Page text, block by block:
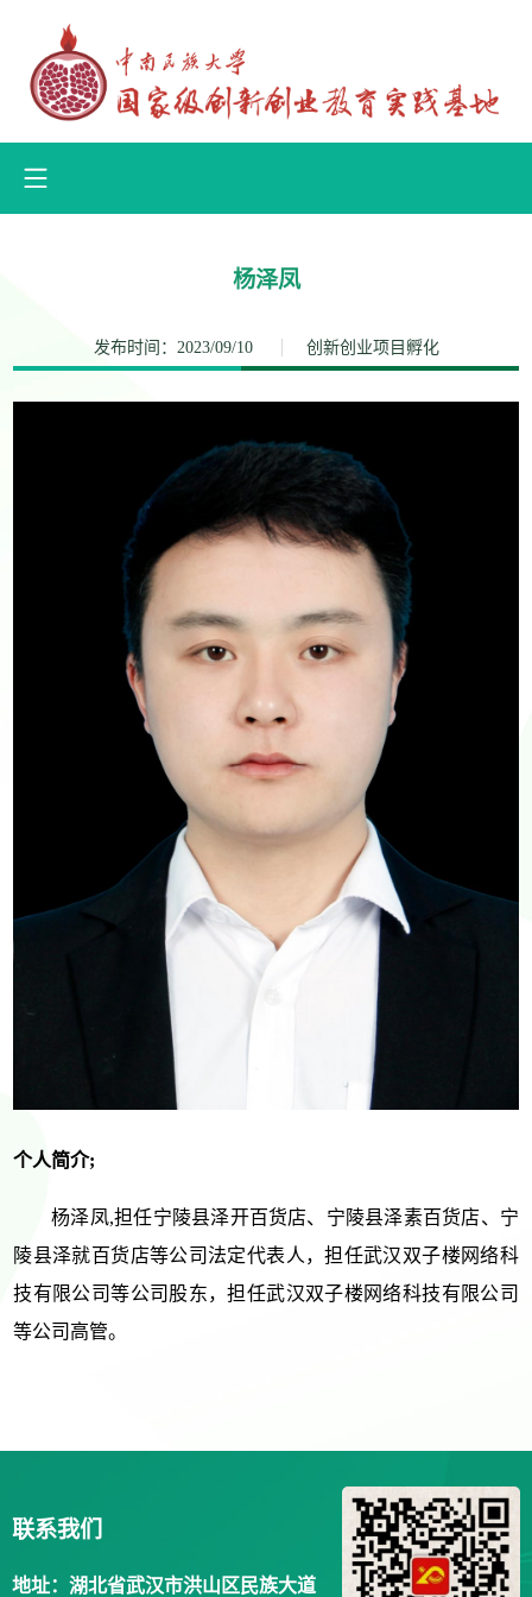
杨泽凤
发布时间：2023/09/10 创新创业项目孵化
个人简介;
杨泽凤,担任宁陵县泽开百货店、宁陵县泽素百货店、宁
陵县泽就百货店等公司法定代表人，担任武汉双子楼网络科
技有限公司等公司股东，担任武汉双子楼网络科技有限公司
等公司高管。
联系我们
地址：湖北省武汉市洪山区民族大道